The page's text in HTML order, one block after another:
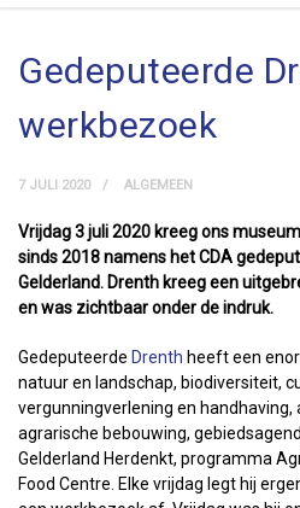
Gedeputeerde
werkbezoek
7 JULI 2020 ALGEMEEN
Vrijdag 3 juli 2020 kreeg ons
sinds 2018 namens het CDA
Gelderland. Drenth kreeg een
en was zichtbaar onder de indruk.
Gedeputeerde Drenth heeft een
natuur en landschap, biodiversiteit,
vergunningverlening en handhaving,
agrarische bebouwing,
Gelderland Herdenkt, programma
Food Centre. Elke vrijdag legt hij